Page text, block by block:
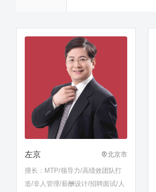
左京 北京市
擅长：MTP/领导力/高绩效团队打
造/非人管理/薪酬设计/招聘面试/人